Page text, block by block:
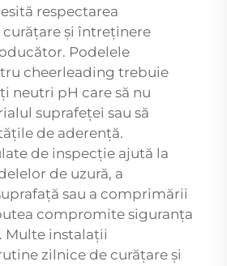
respectarea
și întreținere
Podelele
cheerleading trebuie
neutri pH care să nu
suprafeței sau să
de aderență.
de inspecție ajută la
de uzură, a
sau a comprimării
compromite siguranța
Multe instalații
zilnice de curățare și